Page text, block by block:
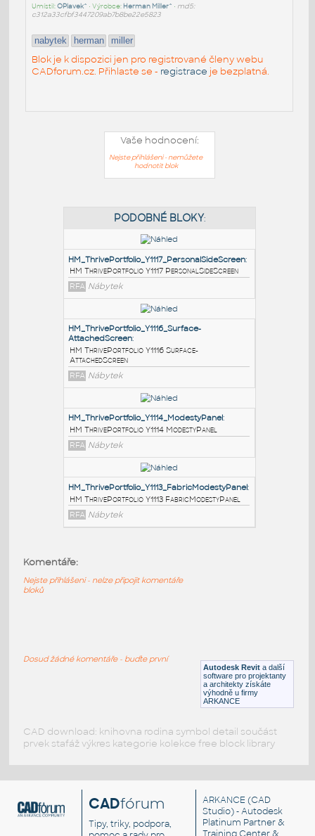
Umístil:OPlavek^ • Výrobce: Herman Miller^ • md5:
c312a33cfbf3447209ab7b8be22e5823
nabytek herman miller
Blok je k dispozici jen pro registrované členy webu
CADforum.cz. Přihlaste se - registrace je bezplatná.
Vaše hodnocení:
Nejste přihlášeni - nemůžete
hodnotit blok
PODOBNÉ BLOKY
HM_ThrivePortfolio_Y1117_PersonalSideScreen
HM ThrivePortfolio Y1117 PersonalSideScreen
RFA Nábytek
HM_ThrivePortfolio_Y1116_Surface-
AttachedScreen:
HM ThrivePortfolio Y1116 Surface-
AttachedScreen
RFA Nábytek
HM ThrivePortfolio Y1114 ModestyPanel
HM ThrivePortfolio Y1113 FabricModestyPanel
Autodesk Revit a další
software pro projektanty
a architekty získáte
výhodně u firmy
ARKANCE
Komentáře:
Nejste přihlášeni - nelze připojit komentáře
bloků
Dosud žádné komentáře - buďte první
CAD download: knihovna rodina symbol detail součást
prvek stafáž výkres kategorie kolekce free block library
CADfórum
Tipy, triky, podpora,
ARKANCE (CAD
Studio) - Autodesk
Platinum Partner &